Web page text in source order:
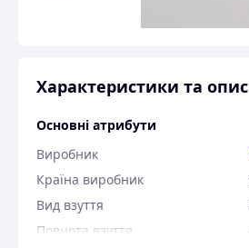
Характеристики та опис
Основні атрибути
Виробник
Країна виробник
Вид взуття
Повнота взуття